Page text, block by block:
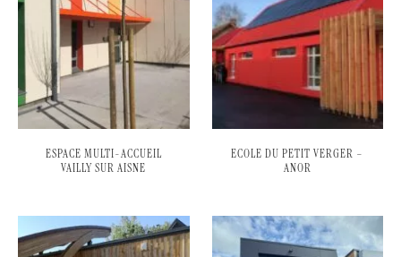
ESPACE MULTI-ACCUEIL
VAILLY SUR AISNE
ECOLE DU PETIT VERGER –
ANOR